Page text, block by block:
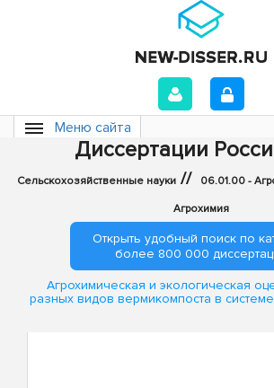
Меню сайта
Диссертации
Сельскохозяйственные науки // 06.01.00 -
Агрохимия
Открыть удобный поиск по
более 800 000
Агрохимическая и экологическая
разных видов вермикомпоста в